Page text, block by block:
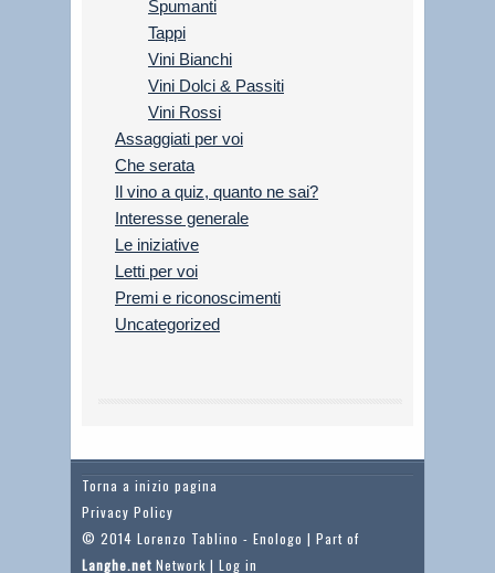
Spumanti
Tappi
Vini Bianchi
Vini Dolci & Passiti
Vini Rossi
Assaggiati per voi
Che serata
Il vino a quiz, quanto ne sai?
Interesse generale
Le iniziative
Letti per voi
Premi e riconoscimenti
Uncategorized
Torna a inizio pagina
Privacy Policy
© 2014 Lorenzo Tablino - Enologo | Part of
Langhe.net Network | Log in